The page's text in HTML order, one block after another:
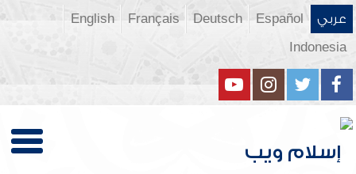
عربي Español
Deutsch
Français
English
Indonesia